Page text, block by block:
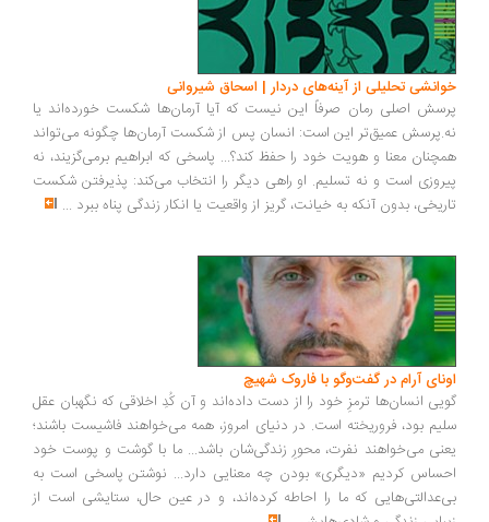
تحلیلی از آینه‌های دردار | اسحاق شیروانی
اصلی رمان صرفاً این نیست که آیا آرمان‌ها شکست خورده‌اند یا
عمیق‌تر این است: انسان پس از شکست آرمان‌ها چگونه می‌تواند
معنا و هویت خود را حفظ کند؟... پاسخی که ابراهیم برمی‌گزیند، نه
است و نه تسلیم. او راهی دیگر را انتخاب می‌کند: پذیرفتن شکست
بدون آنکه به خیانت، گریز از واقعیت یا انکار زندگی پناه ببرد...
آرام در گفت‌وگو با فاروک شهیچ‭
انسان‌ها ترمزِ خود را از دست داده‌اند و آن کُدِ اخلاقی که نگهبان عقل
بود، فروریخته است. در دنیای امروز، همه می‌خواهند فاشیست باشند؛
می‌خواهند نفرت، محورِ زندگی‌شان باشد... ما با گوشت و پوست خود
کردیم «دیگری» بودن چه معنایی دارد... نوشتن پاسخی است به
که ما را احاطه کرده‌اند، و در عین حال، ستایشی است از